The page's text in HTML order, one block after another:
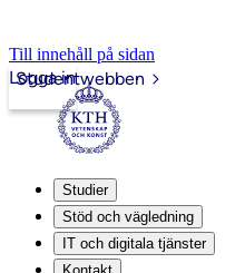
Till innehåll på sidan
Studentwebben
Logga in
Studier
Stöd och vägledning
IT och digitala tjänster